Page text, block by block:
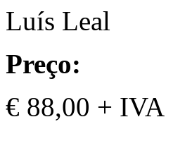
Luís Leal
Preço:
€ 88,00 + IVA